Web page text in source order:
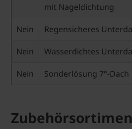
mit Nageldichtung
Nein Regensicheres
Nein Wasserdichtes
Nein Sonderlösung 7°-Dach